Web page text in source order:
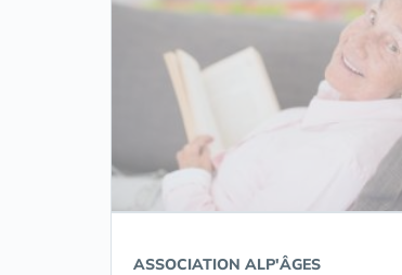
ASSOCIATION ALP'ÂGES